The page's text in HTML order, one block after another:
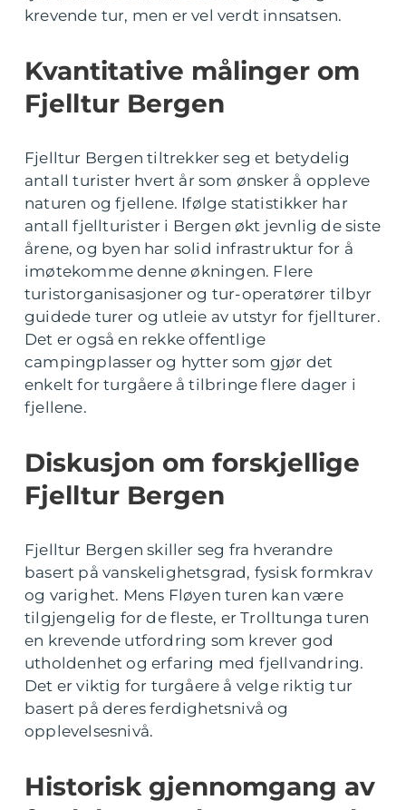
krevende tur, men er vel verdt innsatsen.
Kvantitative målinger om
Fjelltur Bergen
Fjelltur Bergen tiltrekker seg et betydelig
antall turister hvert år som ønsker å oppleve
naturen og fjellene. Ifølge statistikker har
antall fjellturister i Bergen økt jevnlig de siste
årene, og byen har solid infrastruktur for å
imøtekomme denne økningen. Flere
turistorganisasjoner og tur-operatører tilbyr
guidede turer og utleie av utstyr for fjellturer.
Det er også en rekke offentlige
campingplasser og hytter som gjør det
enkelt for turgåere å tilbringe flere dager i
fjellene.
Diskusjon om forskjellige
Fjelltur Bergen
Fjelltur Bergen skiller seg fra hverandre
basert på vanskelighetsgrad, fysisk formkrav
og varighet. Mens Fløyen turen kan være
tilgjengelig for de fleste, er Trolltunga turen
en krevende utfordring som krever god
utholdenhet og erfaring med fjellvandring.
Det er viktig for turgåere å velge riktig tur
basert på deres ferdighetsnivå og
opplevelsesnivå.
Historisk gjennomgang av